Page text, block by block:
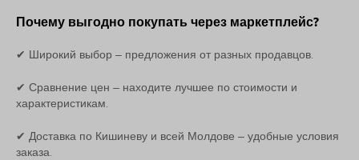
Почему выгодно покупать через маркетплейс?
✔ Широкий выбор – предложения от разных продавцов.
✔ Сравнение цен – находите лучшее по стоимости и
характеристикам.
✔ Доставка по Кишиневу и всей Молдове – удобные условия
заказа.